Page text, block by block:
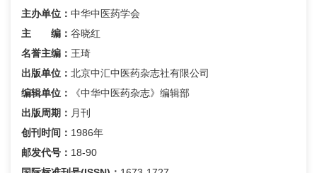
主办单位： 中华中医药学会
主 编： 谷晓红
名誉主编： 王琦
出版单位： 北京中汇中医药杂志社有限公司
编辑单位：
《中华中医药杂志》编辑部
出版周期： 月刊
创刊时间： 1986年
邮发代号： 18-90